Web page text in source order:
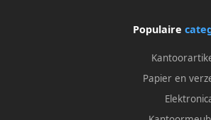
Populaire
Papier en